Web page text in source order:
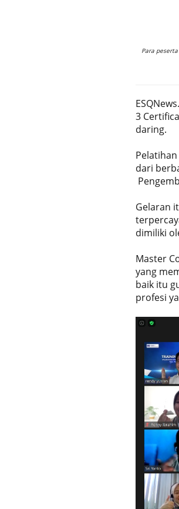
Para
3
daring.
dari
Gelaran
dimiliki
Master
yang
baik itu
profesi